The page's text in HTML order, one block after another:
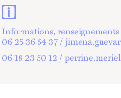
Contacts et informations
Informations,
06 25 36 54 37 /
06 18 23 50 12 /